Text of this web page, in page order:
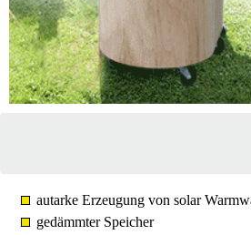
autarke Erzeugung von solar
gedämmter Speicher